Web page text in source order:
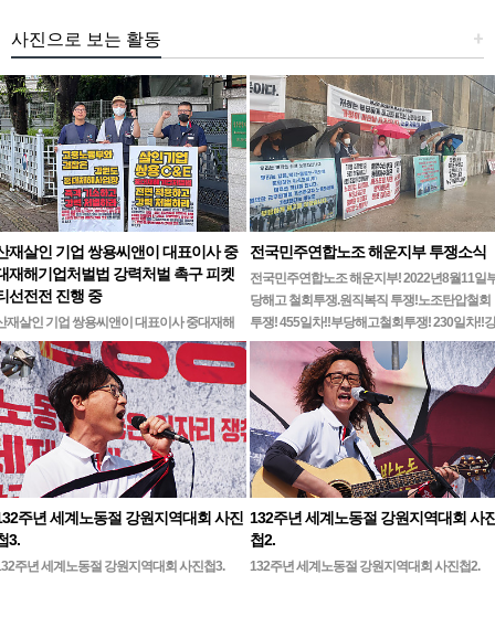
+
사진으로 보는 활동
재살인 기업 쌍용씨앤이 대표이사 중
재해기업처벌법 강력처벌 촉구 피켓
선전전 진행 중
재살인 기업 쌍용씨앤이 대표이사 중대재해
업처벌법 강력처벌 촉구민주노총 강원지역본
무기한 피켓시위 14일차고용노동부 강원지
앞 1인시위 진…
전국민주연합노조 해운지부 투쟁소식
전국민주연합노조 해운지부! 2022년8월11일
당해고 철회투쟁.원직복직 투쟁!노조탄압철회
투쟁! 455일차!!부당해고철회투쟁! 230일차!!강
릉ㆍ…
주년 세계노동절 강원지역대회 사진
3.
주년 세계노동절 강원지역대회 사진첩3.
132주년 세계노동절 강원지역대회 사
첩2.
132주년 세계노동절 강원지역대회 사진첩2.